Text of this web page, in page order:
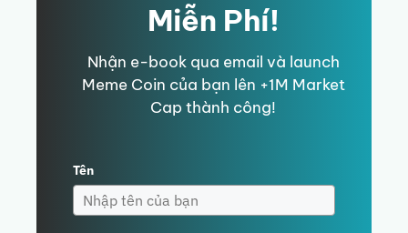
Miễn Phí!
Nhận e-book qua email và launch
Meme Coin của bạn lên +1M Market
Cap thành công!
Tên